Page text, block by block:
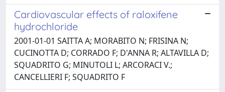
Cardiovascular effects of raloxifene
hydrochloride
2001-01-01 SAITTA A; MORABITO N; FRISINA N;
CUCINOTTA D; CORRADO F; D'ANNA R; ALTAVILLA D;
SQUADRITO G; MINUTOLI L; ARCORACI V.;
CANCELLIERI F; SQUADRITO F